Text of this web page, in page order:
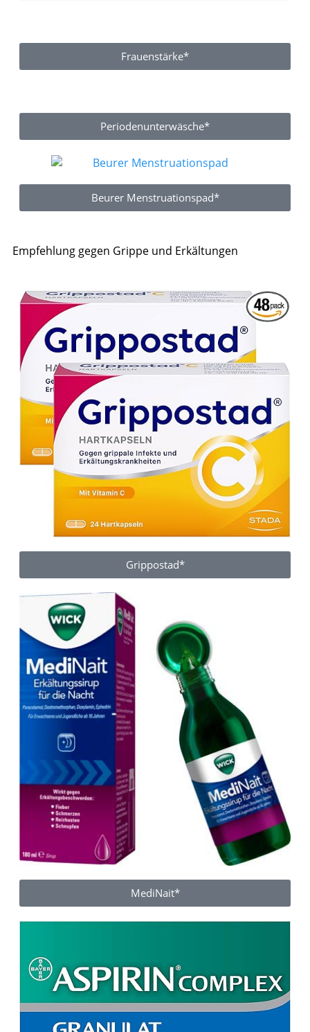
Frauenstärke*
Periodenunterwäsche*
Beurer Menstruationspad*
Empfehlung gegen Grippe und Erkältungen
Grippostad*
MediNait*